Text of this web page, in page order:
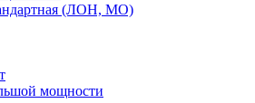
(ЛОН, МО)
мощности